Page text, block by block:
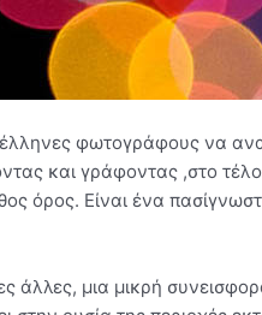
φωτογράφους να
και γράφοντας ,στο
όρος. Είναι ένα
άλλες, μια μικρή